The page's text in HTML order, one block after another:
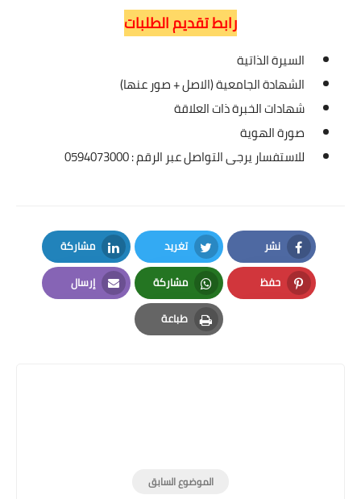
رابط تقديم الطلبات
السيرة الذاتية
الشهادة الجامعية (الاصل + صور عنها)
شهادات الخبرة ذات العلاقة
صورة الهوية
للاستفسار يرجى التواصل عبر الرقم : 0594073000
نشر
Facebook
تغريد
Twitter
مشاركة
LinkedIn
حفظ
Pinterest
مشاركة
Whatsapp
إرسال
Email
طباعة
Print
الموضوع السابق